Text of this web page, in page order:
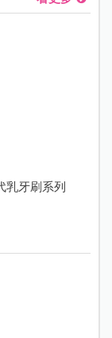
乳牙刷系列